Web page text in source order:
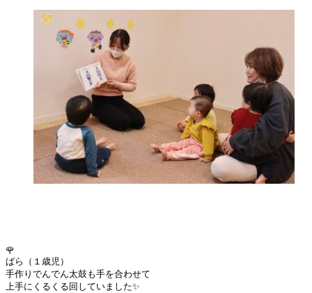
🌹
ばら（１歳児）
手作りでんでん太鼓も手を合わせて
上手にくるくる回していました✨